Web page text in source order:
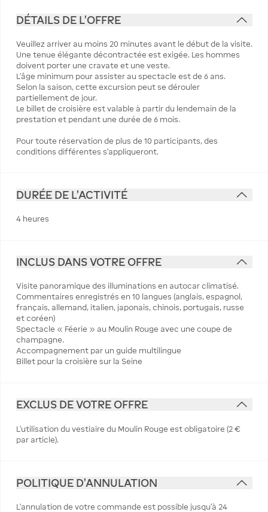
DÉTAILS DE L'OFFRE
Veuillez arriver au moins 20 minutes avant le début de la visite.
Une tenue élégante décontractée est exigée. Les hommes
doivent porter une cravate et une veste.
L’âge minimum pour assister au spectacle est de 6 ans.
Selon la saison, cette excursion peut se dérouler
partiellement de jour.
Le billet de croisière est valable à partir du lendemain de la
prestation et pendant une durée de 6 mois.
Pour toute réservation de plus de 10 participants, des
conditions différentes s’appliqueront.
DURÉE DE L'ACTIVITÉ
4 heures
INCLUS DANS VOTRE OFFRE
Visite panoramique des illuminations en autocar climatisé.
Commentaires enregistrés en 10 langues (anglais, espagnol,
français, allemand, italien, japonais, chinois, portugais, russe
et coréen)
Spectacle « Féerie » au Moulin Rouge avec une coupe de
champagne.
Accompagnement par un guide multilingue
Billet pour la croisière sur la Seine
EXCLUS DE VOTRE OFFRE
L’utilisation du vestiaire du Moulin Rouge est obligatoire (2 €
par article).
POLITIQUE D'ANNULATION
L’annulation de votre commande est possible jusqu’à 24